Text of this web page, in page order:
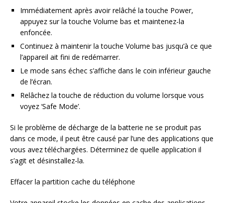
Immédiatement après avoir relâché la touche Power,
appuyez sur la touche Volume bas et maintenez-la
enfoncée.
Continuez à maintenir la touche Volume bas jusqu’à ce que
l’appareil ait fini de redémarrer.
Le mode sans échec s’affiche dans le coin inférieur gauche
de l’écran.
Relâchez la touche de réduction du volume lorsque vous
voyez ‘Safe Mode’.
Si le problème de décharge de la batterie ne se produit pas
dans ce mode, il peut être causé par l’une des applications que
vous avez téléchargées. Déterminez de quelle application il
s’agit et désinstallez-la.
Effacer la partition cache du téléphone